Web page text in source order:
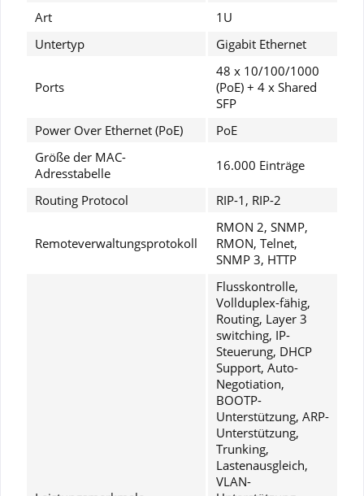
I have read the
understood it and agree.
*
Fields with * are required.
Art
1U
Untertyp
Gigabit Ethernet
Ports
48 x 10/100/1000
(PoE) + 4 x Shared
SFP
Power Over Ethernet (PoE)
PoE
Größe der MAC-
Adresstabelle
16.000 Einträge
Routing Protocol RIP-1, RIP-2
Remoteverwaltungsprotokoll
RMON 2, SNMP,
RMON, Telnet,
SNMP 3, HTTP
Flusskontrolle,
Vollduplex-fähig,
Routing, Layer 3
switching, IP-
Steuerung, DHCP
Support, Auto-
Negotiation,
BOOTP-
Unterstützung, ARP-
Unterstützung,
Trunking,
Lastenausgleich,
VLAN-